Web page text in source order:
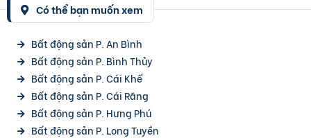
Có thể bạn muốn xem
Bất động sản P. An Bình
Bất động sản P. Bình Thủy
Bất động sản P. Cái Khế
Bất động sản P. Cái Răng
Bất động sản P. Hưng Phú
Bất động sản P. Long Tuyền